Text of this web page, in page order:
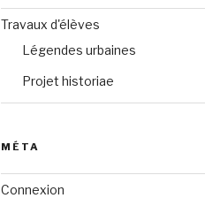
Travaux d'élèves
Légendes urbaines
Projet historiae
MÉTA
Connexion